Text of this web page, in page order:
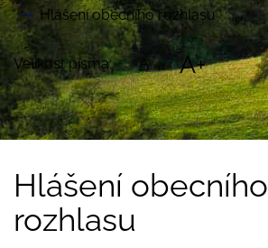
Hlášení obecního rozhlasu
Velikost písma: A A+
Hlášení obecního
rozhlasu